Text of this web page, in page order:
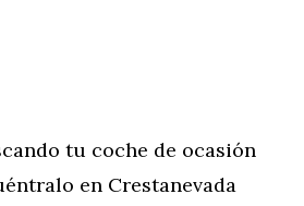
tu coche de ocasión
en Crestanevada